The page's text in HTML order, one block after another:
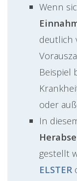
Wenn
deutlich
Beispiel
oder
In
gestellt
ELSTER